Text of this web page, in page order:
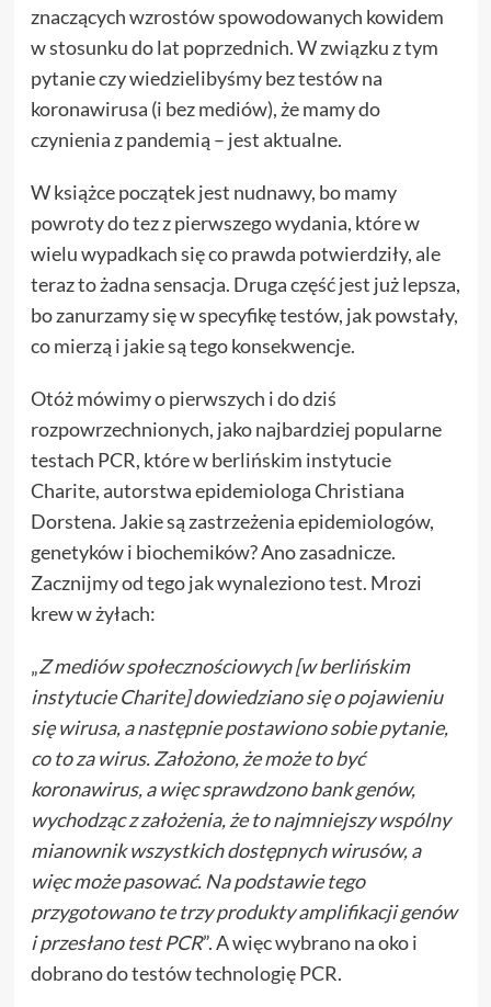
znaczących wzrostów spowodowanych kowidem
w stosunku do lat poprzednich. W związku z tym
pytanie czy wiedzielibyśmy bez testów na
koronawirusa (i bez mediów), że mamy do
czynienia z pandemią – jest aktualne.
W książce początek jest nudnawy, bo mamy
powroty do tez z pierwszego wydania, które w
wielu wypadkach się co prawda potwierdziły, ale
teraz to żadna sensacja. Druga część jest już lepsza,
bo zanurzamy się w specyfikę testów, jak powstały,
co mierzą i jakie są tego konsekwencje.
Otóż mówimy o pierwszych i do dziś
rozpowrzechnionych, jako najbardziej popularne
testach PCR, które w berlińskim instytucie
Charite, autorstwa epidemiologa Christiana
Dorstena. Jakie są zastrzeżenia epidemiologów,
genetyków i biochemików? Ano zasadnicze.
Zacznijmy od tego jak wynaleziono test. Mrozi
krew w żyłach:
„Z mediów społecznościowych [w berlińskim
instytucie Charite] dowiedziano się o pojawieniu
się wirusa, a następnie postawiono sobie pytanie,
co to za wirus. Założono, że może to być
koronawirus, a więc sprawdzono bank genów,
wychodząc z założenia, że to najmniejszy wspólny
mianownik wszystkich dostępnych wirusów, a
więc może pasować. Na podstawie tego
przygotowano te trzy produkty amplifikacji genów
i przesłano test PCR”. A więc wybrano na oko i
dobrano do testów technologię PCR.